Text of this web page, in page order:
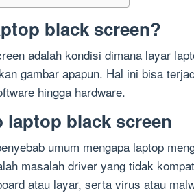
black screen?
adalah kondisi dimana layar
gambar apapun. Hal ini bisa
hingga hardware.
laptop black screen
umum mengapa laptop
masalah driver yang tidak
atau layar, serta virus atau